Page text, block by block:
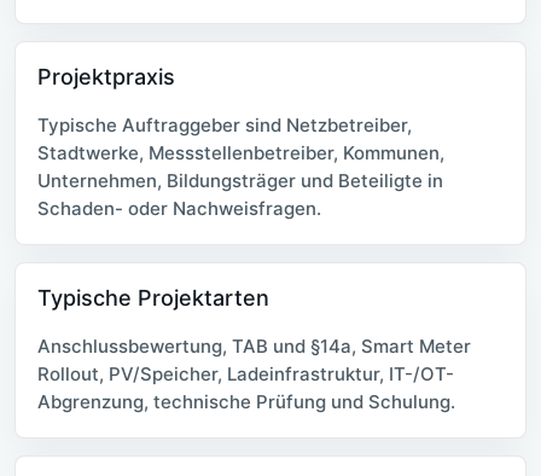
Projektpraxis
Typische Auftraggeber sind Netzbetreiber,
Stadtwerke, Messstellenbetreiber, Kommunen,
Unternehmen, Bildungsträger und Beteiligte in
Schaden- oder Nachweisfragen.
Typische Projektarten
Anschlussbewertung, TAB und §14a, Smart Meter
Rollout, PV/Speicher, Ladeinfrastruktur, IT-/OT-
Abgrenzung, technische Prüfung und Schulung.